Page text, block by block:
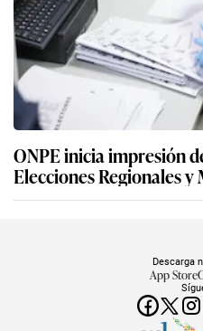
ONPE inicia impresión
Elecciones Regionales
Descarga
App Store